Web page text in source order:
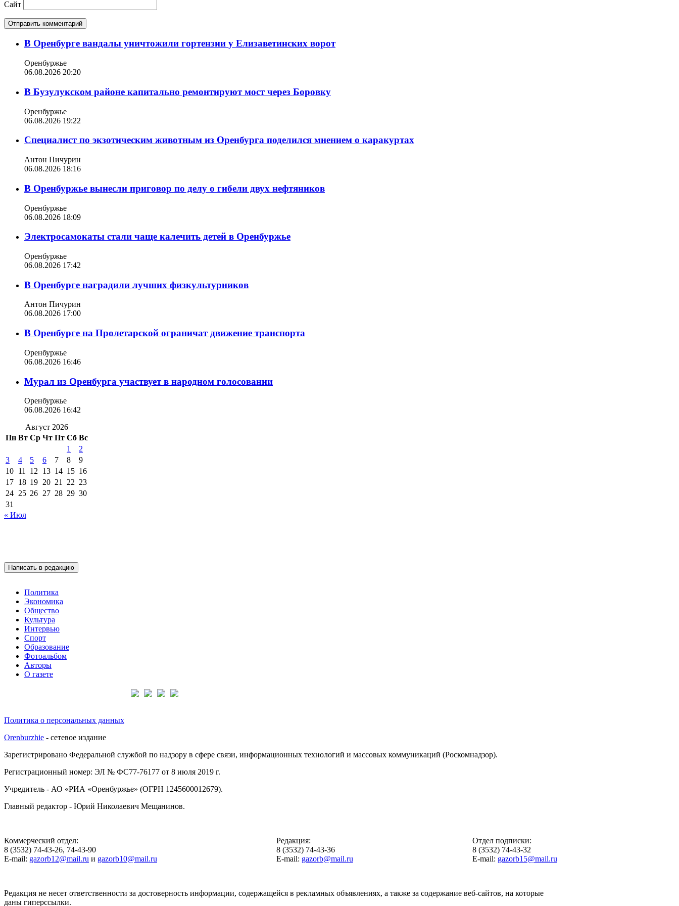
Сайт
В Оренбурге вандалы уничтожили гортензии у Елизаветинских ворот
Оренбуржье
06.08.2026 20:20
В Бузулукском районе капитально ремонтируют мост через Боровку
Оренбуржье
06.08.2026 19:22
Специалист по экзотическим животным из Оренбурга поделился мнением о каракуртах
Антон Пичурин
06.08.2026 18:16
В Оренбуржье вынесли приговор по делу о гибели двух нефтяников
Оренбуржье
06.08.2026 18:09
Электросамокаты стали чаще калечить детей в Оренбуржье
Оренбуржье
06.08.2026 17:42
В Оренбурге наградили лучших физкультурников
Антон Пичурин
06.08.2026 17:00
В Оренбурге на Пролетарской ограничат движение транспорта
Оренбуржье
06.08.2026 16:46
Мурал из Оренбурга участвует в народном голосовании
Оренбуржье
06.08.2026 16:42
Август 2026
Пн Вт Ср Чт Пт Сб Вс
1
2
3
4 5 6 7 8
9
10 11 12 13 14 15 16
17 18 19 20 21 22 23
24 25 26 27 28 29 30
31
« Июл
Написать в редакцию
Политика
Экономика
Общество
Культура
Интервью
Спорт
Образование
Фотоальбом
Авторы
О газете
Политика о персональных данных
Orenburzhie - сетевое издание
Зарегистрировано Федеральной службой по надзору в сфере связи, информационных технологий и массовых коммуникаций (Роскомнадзор).
Регистрационный номер: ЭЛ № ФС77-76177 от 8 июля 2019 г.
Учредитель - АО «РИА «Оренбуржье» (ОГРН 1245600012679).
Главный редактор - Юрий Николаевич Мещанинов.
Коммерческий отдел:
8 (3532) 74-43-26, 74-43-90
E-mail: gazorb12@mail.ru и gazorb10@mail.ru
Редакция:
8 (3532) 74-43-36
E-mail: gazorb@mail.ru
Отдел подписки:
8 (3532) 74-43-32
E-mail: gazorb15@mail.ru
Редакция не несет ответственности за достоверность информации, содержащейся в рекламных объявлениях, а также за содержание веб-сайтов, на которые
даны гиперссылки.